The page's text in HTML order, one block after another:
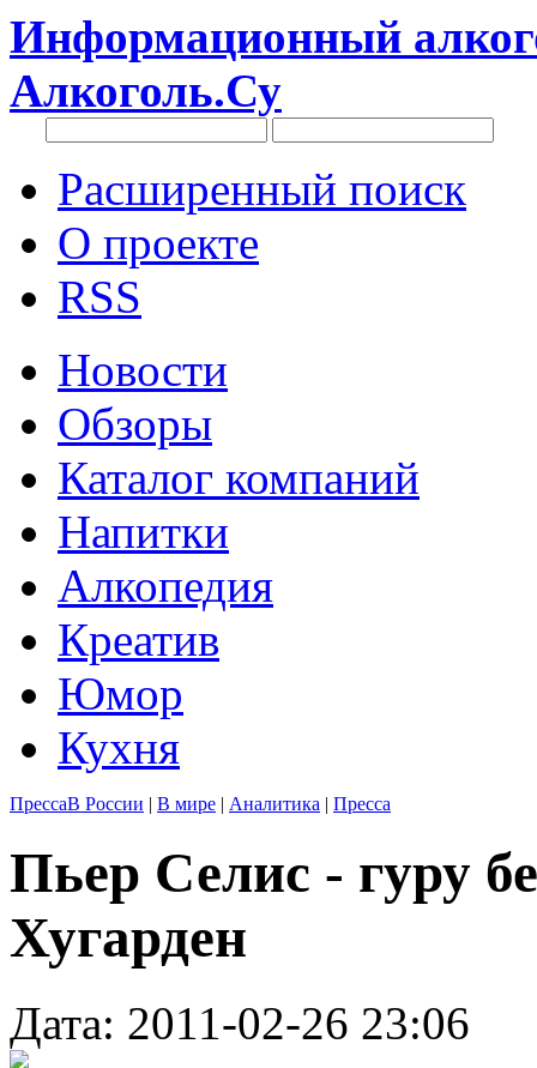
Информационный
Алкоголь.Су
Расширенный поиск
О проекте
RSS
Новости
Обзоры
Каталог компаний
Напитки
Алкопедия
Креатив
Юмор
Кухня
ПрессаВ России | В мире | Аналитика | Пресса
Пьер Селис - гуру
Хугарден
Дата: 2011-02-26 23:06